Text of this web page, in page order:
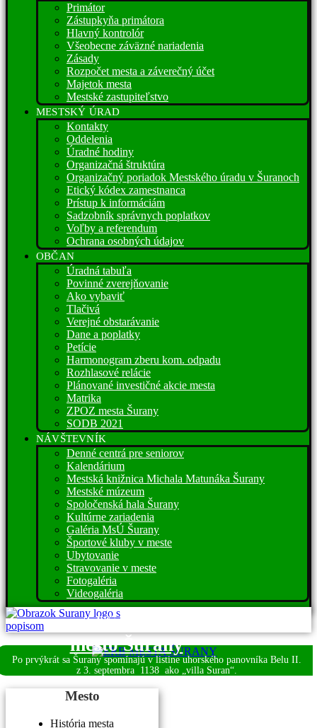
Primátor
Zástupkyňa primátora
Hlavný kontrolór
Všeobecne záväzné nariadenia
Zásady
Rozpočet mesta a záverečný účet
Majetok mesta
Mestské zastupiteľstvo
MESTSKÝ ÚRAD
Kontakty
Oddelenia
Úradné hodiny
Organizačná štruktúra
Organizačný poriadok Mestského úradu v Šuranoch
Etický kódex zamestnanca
Prístup k informáciám
Sadzobník správnych poplatkov
Voľby a referendum
Ochrana osobných údajov
OBČAN
Úradná tabuľa
Povinné zverejňovanie
Ako vybaviť
Tlačivá
Verejné obstarávanie
Dane a poplatky
Petície
Harmonogram zberu kom. odpadu
Rozhlasové relácie
Plánované investičné akcie mesta
Matrika
ZPOZ mesta Šurany
SODB 2021
NÁVŠTEVNÍK
Denné centrá pre seniorov
Kalendárium
Mestská knižnica Michala Matunáka Šurany
Mestské múzeum
Spoločenská hala Šurany
Kultúrne zariadenia
Galéria MsÚ Šurany
Športové kluby v meste
Ubytovanie
Stravovanie v meste
Fotogaléria
Videogaléria
Víta vás
mesto Šurany
Po prvýkrát sa Šurany spomínajú v listine uhorského panovníka Belu II.
z 3. septembra 1138 ako „villa Suran“.
Mesto
História mesta